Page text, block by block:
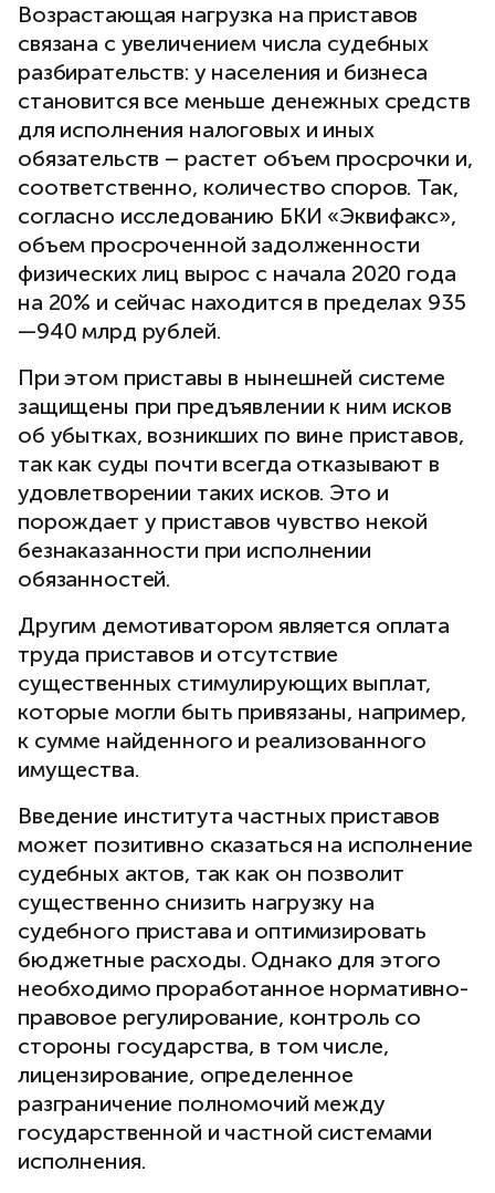
Возрастающая нагрузка на приставов
связана с увеличением числа судебных
разбирательств: у населения и бизнеса
становится все меньше денежных средств
для исполнения налоговых и иных
обязательств – растет объем просрочки и,
соответственно, количество споров. Так,
согласно исследованию БКИ «Эквифакс»,
объем просроченной задолженности
физических лиц вырос с начала 2020 года
на 20% и сейчас находится в пределах 935
—940 млрд рублей.
При этом приставы в нынешней системе
защищены при предъявлении к ним исков
об убытках, возникших по вине приставов,
так как суды почти всегда отказывают в
удовлетворении таких исков. Это и
порождает у приставов чувство некой
безнаказанности при исполнении
обязанностей.
Другим демотиватором является оплата
труда приставов и отсутствие
существенных стимулирующих выплат,
которые могли быть привязаны, например,
к сумме найденного и реализованного
имущества.
Введение института частных приставов
может позитивно сказаться на исполнение
судебных актов, так как он позволит
существенно снизить нагрузку на
судебного пристава и оптимизировать
бюджетные расходы. Однако для этого
необходимо проработанное нормативно-
правовое регулирование, контроль со
стороны государства, в том числе,
лицензирование, определенное
разграничение полномочий между
государственной и частной системами
исполнения.